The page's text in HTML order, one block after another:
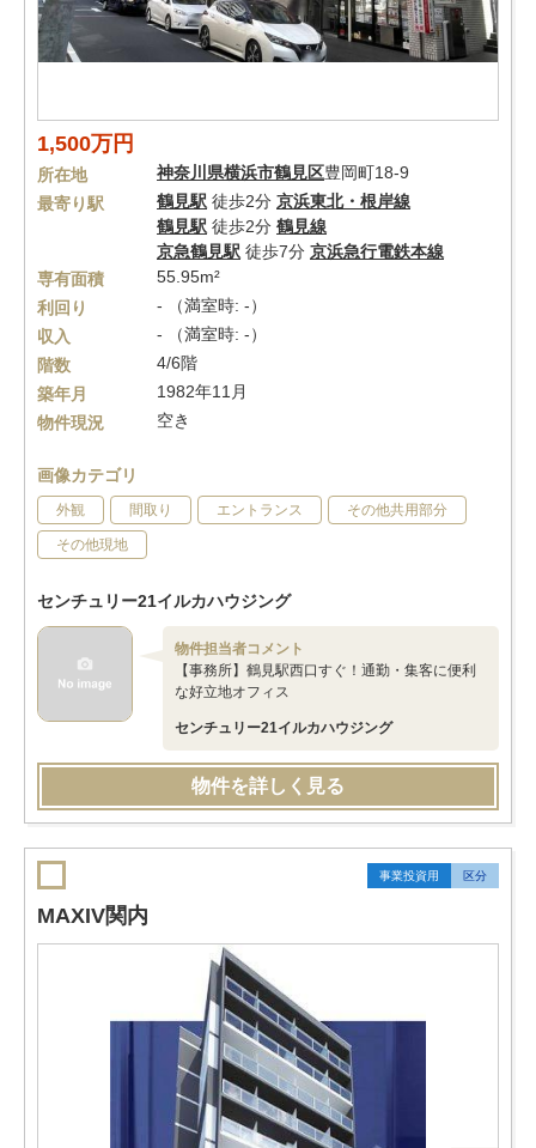
1,500万円
所在地 神奈川県横浜市鶴見区豊岡町18-9
最寄り駅
鶴見駅 徒歩2分 京浜東北・根岸線
鶴見駅 徒歩2分 鶴見線
京急鶴見駅 徒歩7分 京浜急行電鉄本線
専有面積
55.95m²
利回り
- （満室時: -）
収入
- （満室時: -）
階数
4/6階
築年月
1982年11月
物件現況
空き
画像カテゴリ
外観 間取り エントランス その他共用部分
その他現地
センチュリー21イルカハウジング
物件担当者コメント
【事務所】鶴見駅西口すぐ！通勤・集客に便利
な好立地オフィス
センチュリー21イルカハウジング
物件を詳しく見る
事業投資用 区分
MAXIV関内